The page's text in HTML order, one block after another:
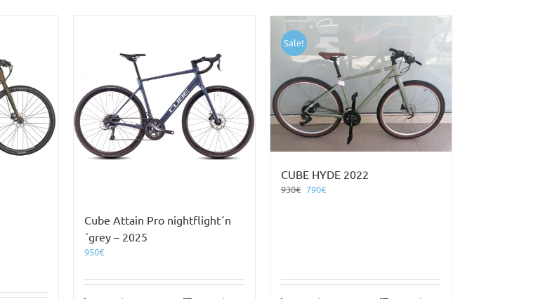
Cube Attain Pro nightflight´n
´grey – 2025
950€
Sale!
CUBE HYDE 2022
930€ Original
790€Η